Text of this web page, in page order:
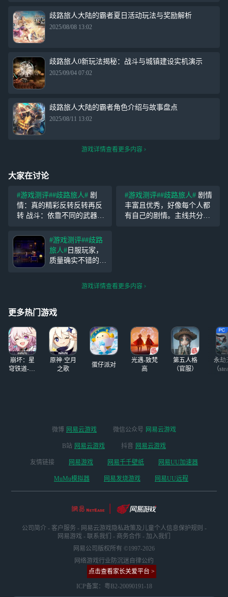
歧路旅人大陆的霸者夏日活动玩法与奖励解析
2025/08/08 13:02
歧路旅人0新玩法揭秘：战斗与城镇建设实机演示
2025/09/04 07:02
歧路旅人大陆的霸者角色介绍与故事盘点
2025/08/11 13:02
游戏详情查看更多内容
大家在讨论
#游戏测评##歧路旅人#
情：真的精彩反转反转再反
转 战斗：依靠不同的武器和
角色还有自己的终极技能。
有些boss有3阶段，虽然变
态，但是打败之后满足感爆
棚。 总结：制作
#游戏测评##歧路旅人# 剧情
丰富且优秀，好像每个人都
有自己的剧情。主线共分三
#游戏测评##歧路
旅人# 日服玩家，
质量确实不错的，
强，抽卡体感还行
吧，白嫖也能玩得
是塞拉斯，早期还
特，后面各种霸者
和追忆这些限定基
本都强，抽就完
了，老角
游戏详情查看更多内容
更多热门游戏
崩坏：星
穹铁道-4.4
原神·空月
之歌
蛋仔派对
光遇-致梵
高
第五人格
（官服）
永劫
（
微博 网易云游戏 微信公众号 网易云游戏
B站 网易云游戏 抖音 网易云游戏
友情链接 网易游戏 网易千千壁纸 网易UU加速器
MuMu模拟器 网易发烧游戏 网易UU远程
公司简介 - 客户服务 - 网易云游戏隐私政策及儿童个人信息保护规则 -
网易游戏 - 联系我们 - 商务合作 - 加入我们
网易公司版权所有 ©1997-2026
网络游戏行业防沉迷自律公约
点击查看家长关爱平台 >
ICP备案：粤B2-20090191-18